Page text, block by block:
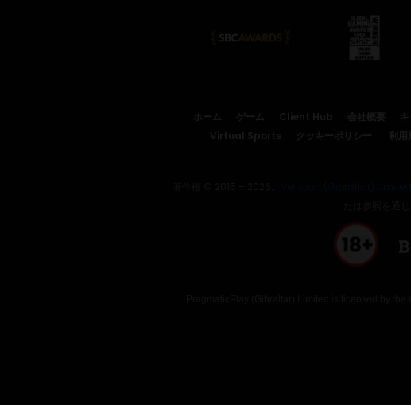
ホーム ゲーム Client Hub 会社概要
Virtual Sports
クッキーポリシー 利用